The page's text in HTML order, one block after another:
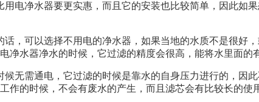
电净水器要更实惠，而且它的安装也比较简单，因此如
，可以选择不用电的净水器，如果当地的水质不是很好
净水器净水的时候，它过滤的精度会很高，能将水里面的
无需通电， 它过滤的时候是靠水的自身压力进行的，因
作的时候，不会有废水的产生，而且滤芯会有比较长的使